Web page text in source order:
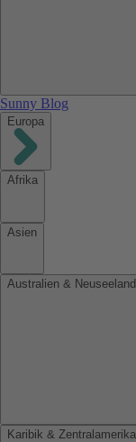
Sunny Blog
Europa
Afrika
Asien
Australien & Neuseeland
Karibik & Zentralamerika